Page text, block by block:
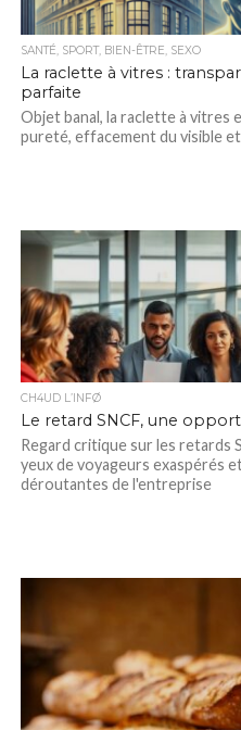
SANTÉ, SPORT, BIEN-ÊTRE, SEXO
La raclette à vitres :
parfaite
Objet banal, la raclette à vitres
pureté, effacement du visible
CH4UD L’INFØ
Le retard SNCF, une
Regard critique sur les retards
yeux de voyageurs exaspérés
déroutantes de l'entreprise